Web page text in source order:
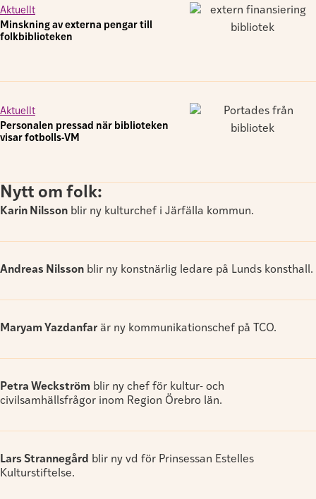
Aktuellt
Minskning av externa pengar till
folkbiblioteken
Aktuellt
Personalen pressad när biblioteken
visar fotbolls-VM
Nytt om folk:
Karin Nilsson blir ny kulturchef i Järfälla kommun.
Andreas Nilsson blir ny konstnärlig ledare på Lunds konsthall.
Maryam Yazdanfar är ny kommunikationschef på TCO.
Petra Weckström blir ny chef för kultur- och
civilsamhällsfrågor inom Region Örebro län.
Lars Strannegård blir ny vd för Prinsessan Estelles
Kulturstiftelse.